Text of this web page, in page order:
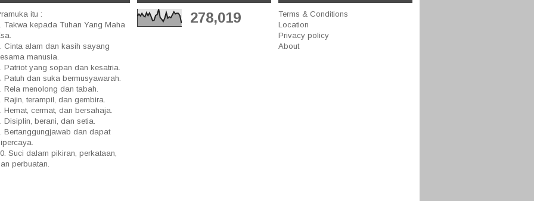
itu :
Takwa kepada Tuhan Yang Maha
Cinta alam dan kasih sayang
manusia.
Patriot yang sopan dan kesatria.
Patuh dan suka bermusyawarah.
Rela menolong dan tabah.
Rajin, terampil, dan gembira.
Hemat, cermat, dan bersahaja.
Disiplin, berani, dan setia.
Bertanggungjawab dan dapat
Suci dalam pikiran, perkataan,
perbuatan.
278,019
Terms & Conditions
Location
Privacy policy
About